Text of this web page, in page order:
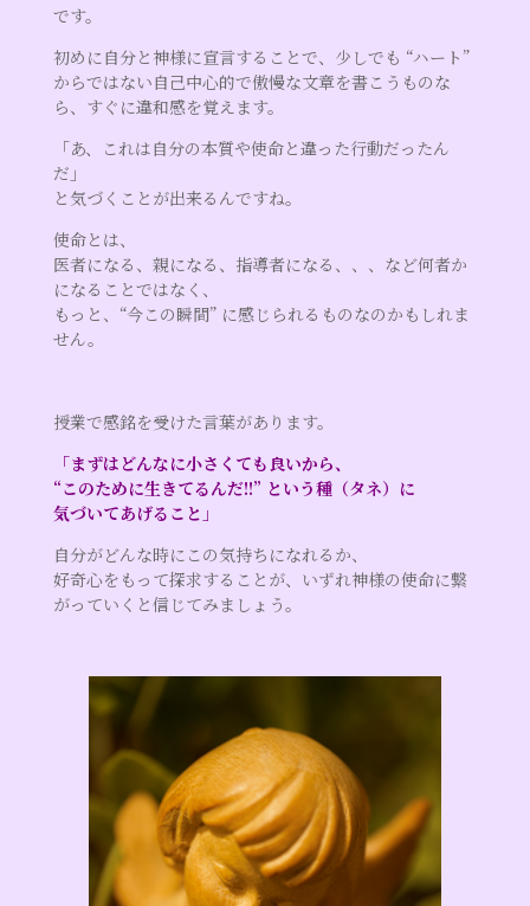
です。
初めに自分と神様に宣言することで、少しでも “ハート”
からではない自己中心的で傲慢な文章を書こうものな
ら、すぐに違和感を覚えます。
「あ、これは自分の本質や使命と違った行動だったん
だ」
と気づくことが出来るんですね。
使命とは、
医者になる、親になる、指導者になる、、、など何者か
になることではなく、
もっと、“今この瞬間” に感じられるものなのかもしれま
せん。
授業で感銘を受けた言葉があります。
「まずはどんなに小さくても良いから、
“このために生きてるんだ!!” という種（タネ）に
気づいてあげること」
自分がどんな時にこの気持ちになれるか、
好奇心をもって探求することが、いずれ神様の使命に繋
がっていくと信じてみましょう。